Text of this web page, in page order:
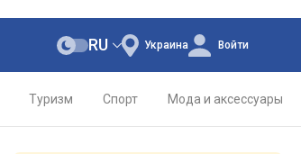
Украина
RU Войти
Туризм Спорт Мода и аксессуары